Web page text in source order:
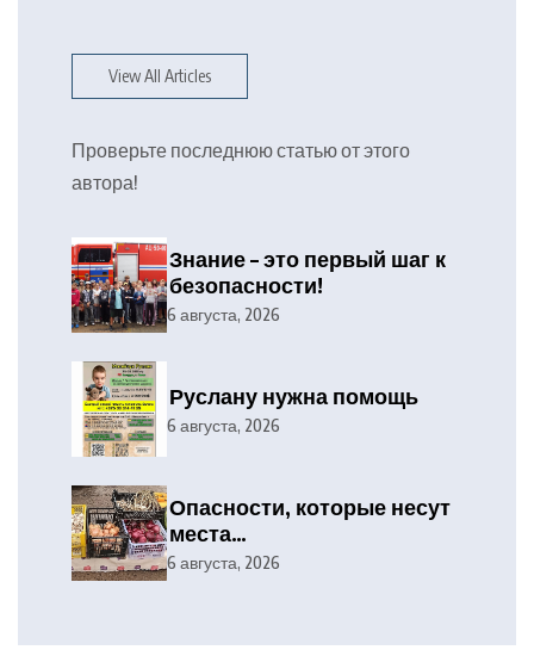
View All Articles
Проверьте последнюю статью от этого
автора!
Знание – это первый шаг к
безопасности!
6 августа, 2026
Руслану нужна помощь
6 августа, 2026
Опасности, которые несут
места
несанкционированной
6 августа, 2026